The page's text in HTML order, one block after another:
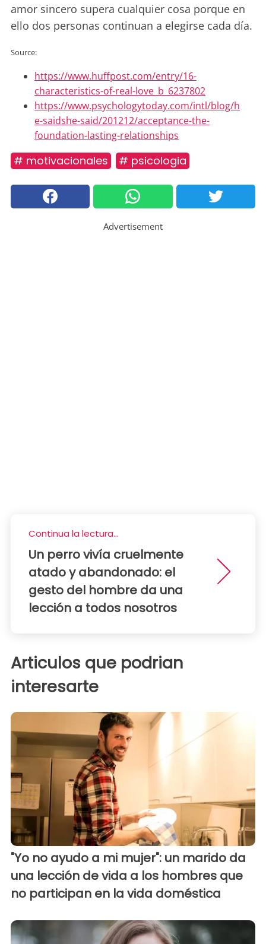
amor sincero supera cualquier cosa porque en
ello dos personas continuan a elegirse cada día.
Source:
https://www.huffpost.com/entry/16-
characteristics-of-real-love_b_6237802
https://www.psychologytoday.com/intl/blog/h
e-saidshe-said/201212/acceptance-the-
foundation-lasting-relationships
# motivacionales # psicologia
Advertisement
Continua la lectura...
Un perro vivía cruelmente
atado y abandonado: el
gesto del hombre da una
lección a todos nosotros
Articulos que podrian
interesarte
"Yo no ayudo a mi mujer": un marido da
una lección de vida a los hombres que
no participan en la vida doméstica